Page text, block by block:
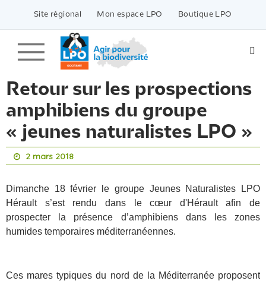
contenu
Site régional Mon espace LPO Boutique LPO
Retour sur les prospections
amphibiens du groupe
« jeunes naturalistes LPO »
2 mars 2018
Dimanche 18 février le groupe Jeunes Naturalistes LPO
Hérault s’est rendu dans le cœur d'Hérault afin de
prospecter la présence d’amphibiens dans les zones
humides temporaires méditerranéennes.
Ces mares typiques du nord de la Méditerranée proposent